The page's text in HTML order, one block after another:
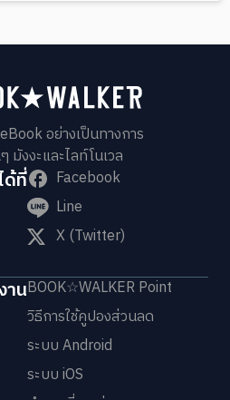
อย่างเป็นทางการ
งงะและไลท์โนเวล
ด้ที่
Facebook
Line
X (Twitter)
านBOOK☆WALKER Point
วิธีการใช้คูปองส่วนลด
ระบบ Android
ระบบ iOS